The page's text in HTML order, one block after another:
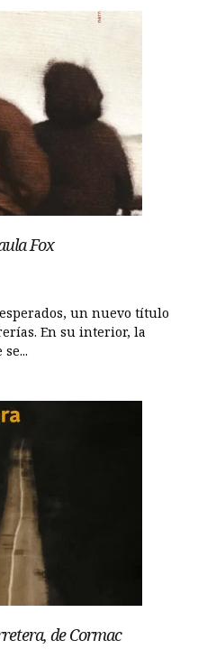
Fox
un nuevo título
En su interior, la
de Cormac